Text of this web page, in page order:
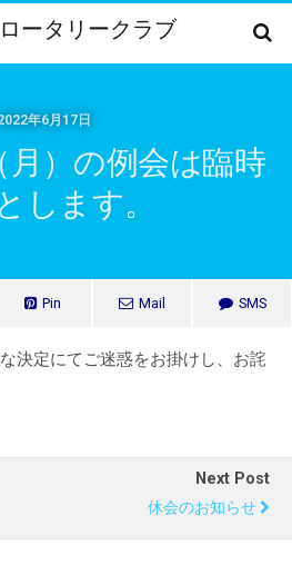
ータリークラブ
年6月17日
月）の例会は臨時
します。
Pin Mail SMS
決定にてご迷惑をお掛けし、お詫
Next Post
休会のお知らせ